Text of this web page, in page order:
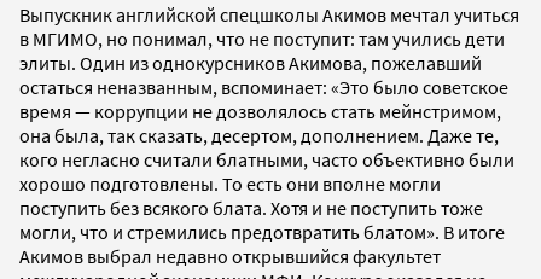
Выпускник английской спецшколы Акимов мечтал учиться
в МГИМО, но понимал, что не поступит: там учились дети
элиты. Один из однокурсников Акимова, пожелавший
остаться неназванным, вспоминает: «Это было советское
время — коррупции не дозволялось стать мейнстримом,
она была, так сказать, десертом, дополнением. Даже те,
кого негласно считали блатными, часто объективно были
хорошо подготовлены. То есть они вполне могли
поступить без всякого блата. Хотя и не поступить тоже
могли, что и стремились предотвратить блатом». В итоге
Акимов выбрал недавно открывшийся факультет